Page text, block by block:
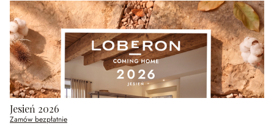
Jesień 2026
Zamów bezpłatnie